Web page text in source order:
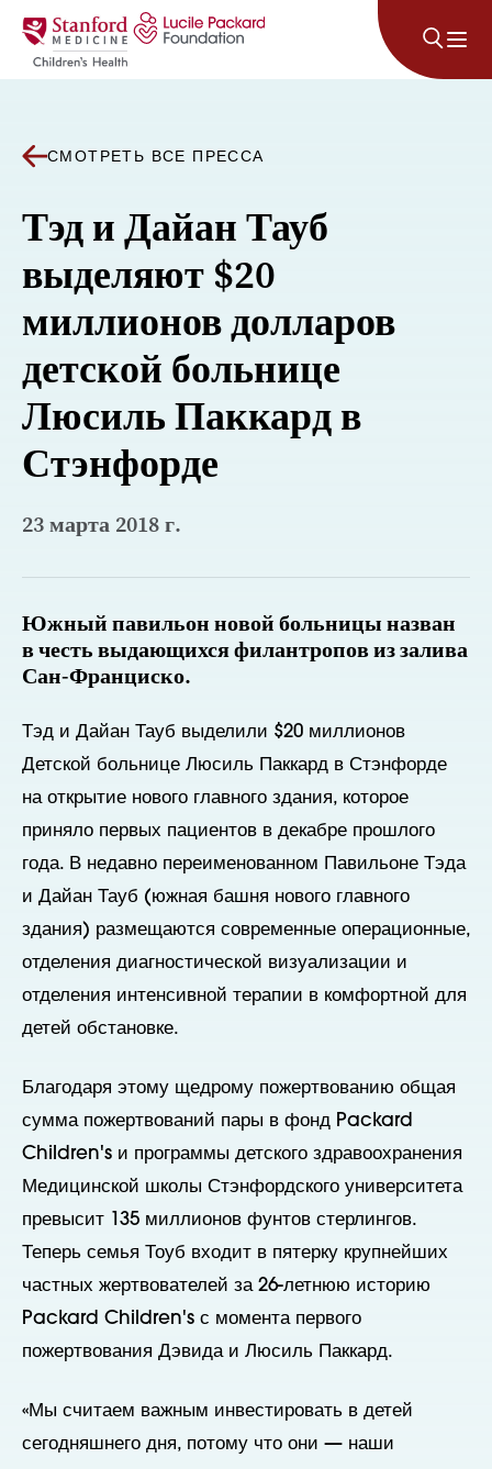
Перейти к содержанию
СМОТРЕТЬ ВСЕ ПРЕССА
Тэд и Дайан Тауб
выделяют $20
миллионов долларов
детской больнице
Люсиль Паккард в
Стэнфорде
23 марта 2018 г.
Южный павильон новой больницы назван
в честь выдающихся филантропов из залива
Сан-Франциско.
Тэд и Дайан Тауб выделили $20 миллионов
Детской больнице Люсиль Паккард в Стэнфорде
на открытие нового главного здания, которое
приняло первых пациентов в декабре прошлого
года. В недавно переименованном Павильоне Тэда
и Дайан Тауб (южная башня нового главного
здания) размещаются современные операционные,
отделения диагностической визуализации и
отделения интенсивной терапии в комфортной для
детей обстановке.
Благодаря этому щедрому пожертвованию общая
сумма пожертвований пары в фонд Packard
Children's и программы детского здравоохранения
Медицинской школы Стэнфордского университета
превысит 135 миллионов фунтов стерлингов.
Теперь семья Тоуб входит в пятерку крупнейших
частных жертвователей за 26-летнюю историю
Packard Children's с момента первого
пожертвования Дэвида и Люсиль Паккард.
«Мы считаем важным инвестировать в детей
сегодняшнего дня, потому что они — наши